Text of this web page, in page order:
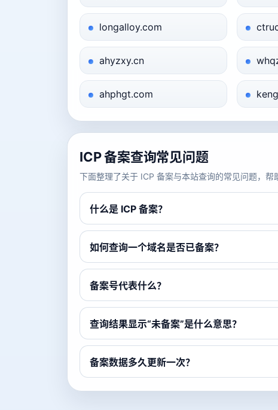
longalloy.com
ahyzxy.cn
ahphgt.com
ICP 备案查询常见问题
下面整理了关于 ICP 备案与本站查询的常见问题，帮
什么是 ICP 备案？
如何查询一个域名是否已备案？
备案号代表什么？
查询结果显示“未备案”是什么意思？
备案数据多久更新一次？